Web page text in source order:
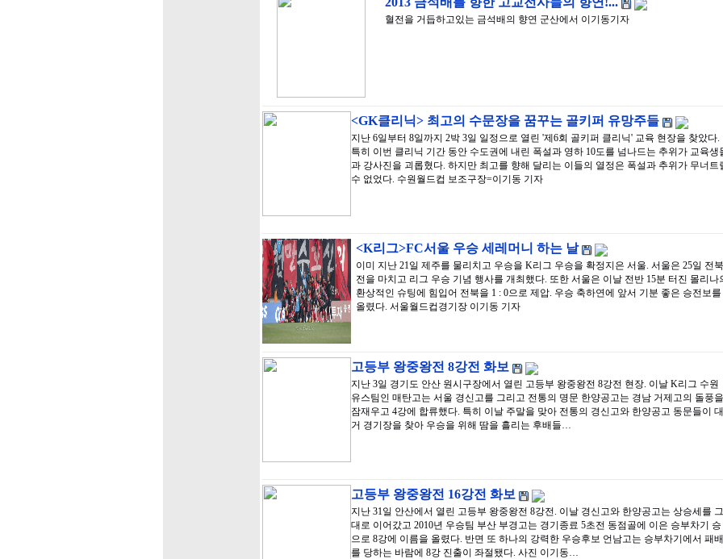
혈전을 거듭하고있는 금석배의 향연 군산에서 이기동기자
<GK클리닉> 최고의 수문장을 꿈꾸는 골키퍼 유망주들
지난 6일부터 8일까지 2박 3일 일정으로 열린 '제6회 골키퍼 클리닉' 교육 현장을 찾았다.
특히 이번 클리닉 기간 동안 수도권에 내린 폭설과 영하 10도를 넘나드는 추위가 교육생
과 강사진을 괴롭혔다. 하지만 최고를 향해 달리는 이들의 열정은 폭설과 추위가 무너트
수 없었다. 수원월드컵 보조구장=이기동 기자
<K리그>FC서울 우승 세레머니 하는 날
이미 지난 21일 제주를 물리치고 우승을 K리그 우승을 확정지은 서울. 서울은 25일 전북
전을 마치고 리그 우승 기념 행사를 개최했다. 또한 서울은 이날 전반 15분 터진 몰리나
환상적인 슈팅에 힘입어 전북을 1 : 0으로 제압. 우승 축하연에 앞서 기분 좋은 승전보를
올렸다. 서울월드컵경기장 이기동 기자
고등부 왕중왕전 8강전 화보
지난 3일 경기도 안산 원시구장에서 열린 고등부 왕중왕전 8강전 현장. 이날 K리그 수원
유스팀인 매탄고는 서울 경신고를 그리고 전통의 명문 한양공고는 경남 거제고의 돌풍을
잠재우고 4강에 합류했다. 특히 이날 주말을 맞아 전통의 경신고와 한양공고 동문들이 대
거 경기장을 찾아 우승을 위해 땀을 흘리는 후배들…
고등부 왕중왕전 16강전 화보
지난 31일 안산에서 열린 고등부 왕중왕전 8강전. 이날 경신고와 한양공고는 상승세를 그
대로 이어갔고 2010년 우승팀 부산 부경고는 경기종료 5초전 동점골에 이은 승부차기 승
으로 8강에 이름을 올렸다. 반면 또 하나의 강력한 우승후보 언남고는 승부차기에서 패배
를 당하는 바람에 8강 진출이 좌절됐다. 사진 이기동…